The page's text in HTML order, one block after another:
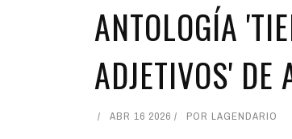
ANTOLOGÍA
ADJETIVOS'
ABR 16 2026 POR LAGENDARIO